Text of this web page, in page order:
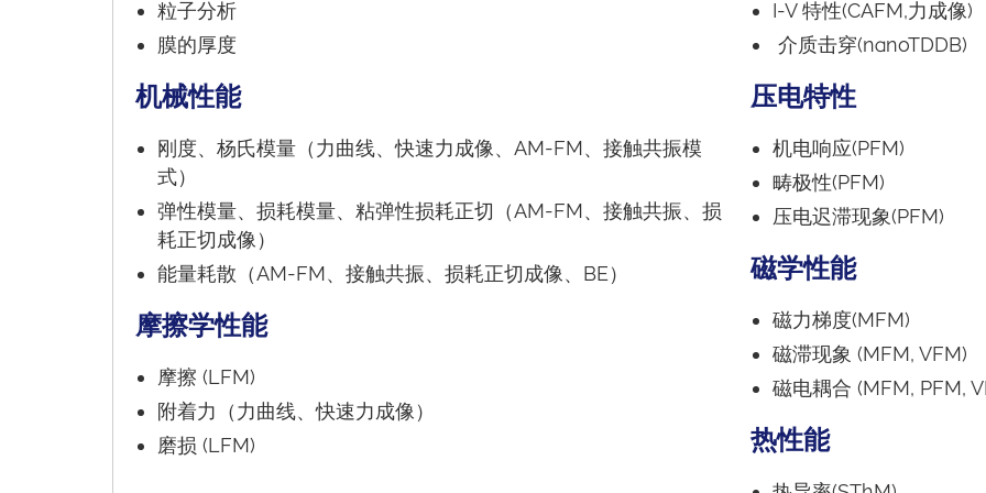
粒子分析
膜的厚度
机械性能
刚度、杨氏模量（力曲线、快速力成像、AM-FM、接触共振模
式）
弹性模量、损耗模量、粘弹性损耗正切（AM-FM、接触共振、损
耗正切成像）
能量耗散（AM-FM、接触共振、损耗正切成像、BE）
摩擦学性能
摩擦 (LFM)
附着力（力曲线、快速力成像）
磨损 (LFM)
I-V 特性(CAFM,力成像)
介质击穿(nanoTDDB)
压电特性
机电响应(PFM)
畴极性(PFM)
压电迟滞现象(PFM)
磁学性能
磁力梯度(MFM)
磁滞现象 (MFM, VFM)
磁电耦合 (MFM, PFM,
热性能